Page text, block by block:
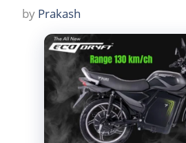
by Prakash